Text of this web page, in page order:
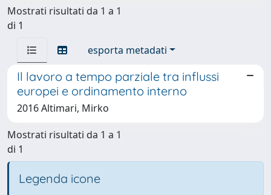
Mostrati risultati da 1 a 1
di 1
esporta metadati
Il lavoro a tempo parziale tra influssi
europei e ordinamento interno
2016 Altimari, Mirko
Mostrati risultati da 1 a 1
di 1
Legenda icone